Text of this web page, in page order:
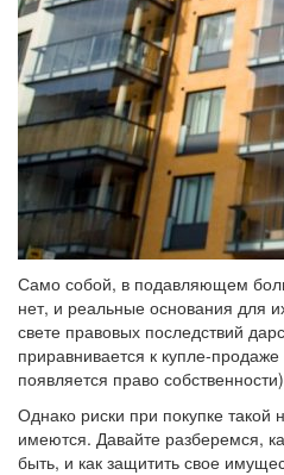
Само собой, в подавляющем
нет, и реальные основания для
свете правовых последствий
приравнивается к купле-
появляется право
Однако риски при покупке такой
имеются. Давайте разберемся,
быть, и как защитить свое